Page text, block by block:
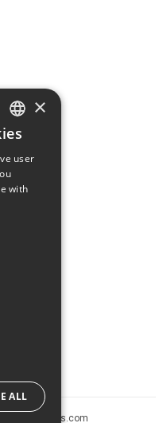
mountains.com
ENGLISH
×
user
with
ALL